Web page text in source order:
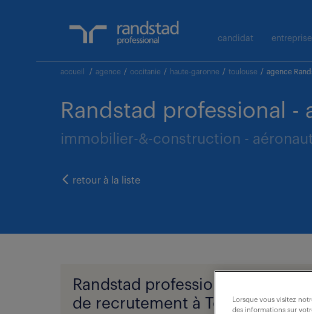
candidat entreprise
accueil / agence / occitanie / haute-garonne / toulouse / agence
Randstad professional -
immobilier-&-construction -
retour à la liste
Randstad professional - agence
de recrutement à Toulouse.
Lorsque vous visitez
des informations sur